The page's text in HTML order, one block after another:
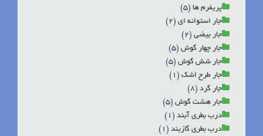
پریفرم ها (5)
جار استوانه ای (2)
جار بیضی (2)
جار چهار گوش (5)
جار شش گوش (5)
جار طرح اشک (1)
جار گرد (8)
جار هشت گوش (5)
درب بطری آبند (1)
درب بطری گازبند (1)